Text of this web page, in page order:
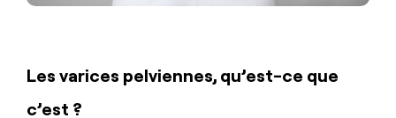
Les varices pelviennes, qu’est-ce que
c’est ?